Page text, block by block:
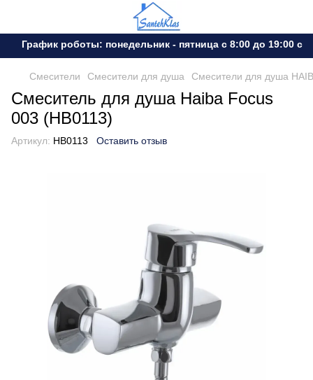
График роботы: понедельник - пятница с 8:00 до 19:00
Смесители Смесители для душа Смесители для душа
Смеситель для душа Haiba Focus
003 (HB0113)
Артикул: HB0113 Оставить отзыв